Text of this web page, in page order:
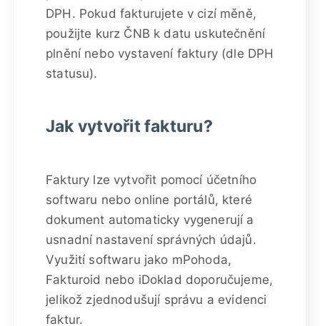
DPH. Pokud fakturujete v cizí měně,
použijte kurz ČNB k datu uskutečnění
plnění nebo vystavení faktury (dle DPH
statusu).
Jak vytvořit fakturu?
Faktury lze vytvořit pomocí účetního
softwaru nebo online portálů, které
dokument automaticky vygenerují a
usnadní nastavení správných údajů.
Využití softwaru jako mPohoda,
Fakturoid nebo iDoklad doporučujeme,
jelikož zjednodušují správu a evidenci
faktur.